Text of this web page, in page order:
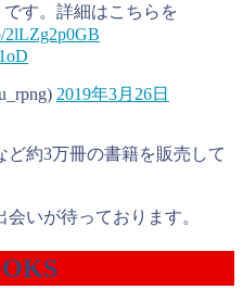
す。詳細はこちらを
2lLZg2p0GB
2019年3月26日
ど約3万冊の書籍を販売して
いが待っております。